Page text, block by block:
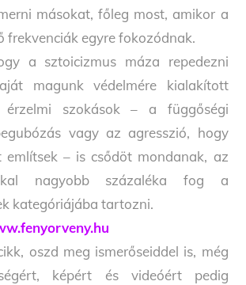
másokat, főleg most, amikor a
frekvenciák egyre fokozódnak.
a sztoicizmus máza repedezni
magunk védelmére kialakított
érzelmi szokások – a függőségi
vagy az agresszió, hogy
említsek – is csődöt mondanak, az
nagyobb százaléka fog a
kategóriájába tartozni.
oszd meg ismerőseiddel is, még
képért és videóért pedig